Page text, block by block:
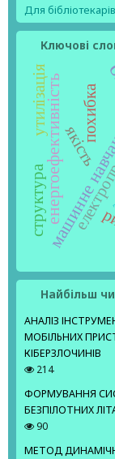
Для бібліотекарів
Ключові
машинне
енергоефективність
структура
якість
похибка
утилізація
Найбільш
АНАЛІЗ
МОБІЛЬНИХ
КІБЕРЗЛОЧИНІВ
214
ФОРМУВАННЯ
БЕЗПІЛОТНИХ
90
МЕТОД